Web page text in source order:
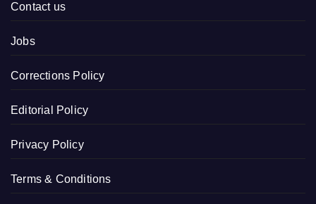
Contact us
Jobs
Corrections Policy
Editorial Policy
Privacy Policy
Terms & Conditions